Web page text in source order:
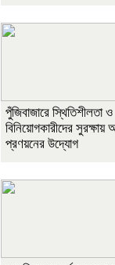
পুঁজিবাজারে স্থিতিশীলতা ও
বিনিয়োগকারীদের
প্রণয়নের উদ্যোগ